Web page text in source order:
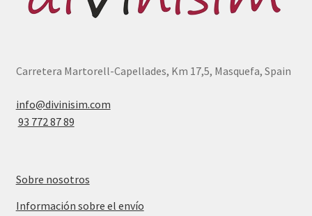
Carretera Martorell-Capellades, Km 17,5, Masquefa, Spain
info@divinisim.com
93 772 87 89
Sobre nosotros
Información sobre el envío